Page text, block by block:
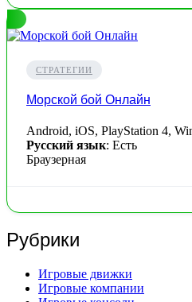
СТРАТЕГИИ
Морской бой Онлайн
Android, iOS, PlayStation 4,
Русский язык: Есть
Браузерная
Рубрики
Игровые движки
Игровые компании